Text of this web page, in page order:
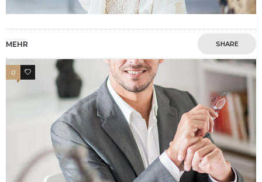
MEHR SHARE
0 10